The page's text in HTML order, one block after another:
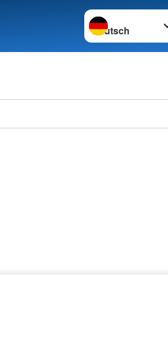
Sprache wechseln zu